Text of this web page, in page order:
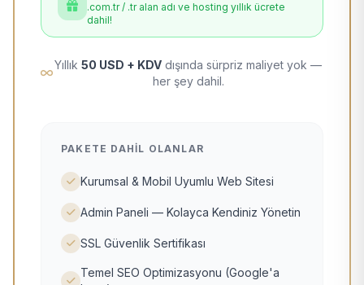
.com.tr / .tr alan adı ve hosting yıllık ücrete
dahil!
Yıllık 50 USD + KDV dışında sürpriz maliyet yok —
her şey dahil.
PAKETE DAHIL OLANLAR
Kurumsal & Mobil Uyumlu Web Sitesi
Admin Paneli — Kolayca Kendiniz Yönetin
SSL Güvenlik Sertifikası
Temel SEO Optimizasyonu (Google'a